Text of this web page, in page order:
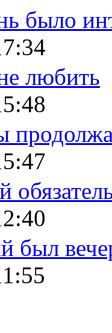
было
любить
был